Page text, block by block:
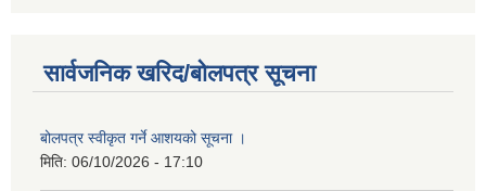
सार्वजनिक खरिद/बोलपत्र सूचना
बोलपत्र स्वीकृत गर्ने आशयको सूचना ।
मिति: 06/10/2026 - 17:10